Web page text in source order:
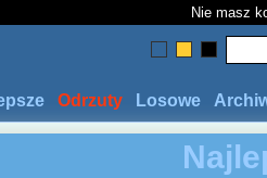
Nie masz
Losowe
Odrzuty